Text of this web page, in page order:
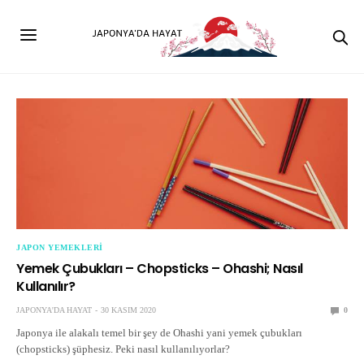
JAPON YEMEKLERI
Yemek Çubukları – Chopsticks – Ohashi; Nasıl
Kullanılır?
JAPONYA'DA HAYAT 30 KASIM 2020 0
Japonya ile alakalı temel bir şey de Ohashi yani yemek çubukları
(chopsticks) şüphesiz. Peki nasıl kullanılıyorlar?